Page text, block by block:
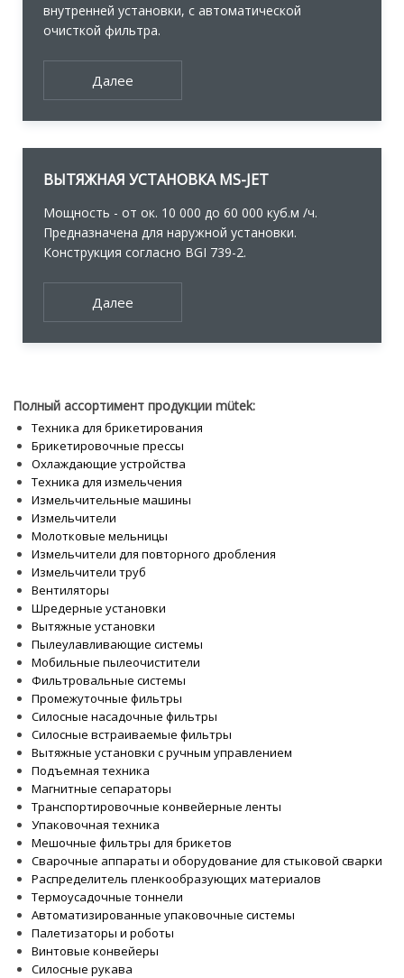
внутренней установки, с автоматической
очисткой фильтра.
Далее
ВЫТЯЖНАЯ УСТАНОВКА MS-JET
Мощность - от ок. 10 000 до 60 000 куб.м /ч.
Предназначена для наружной установки.
Конструкция согласно BGI 739-2.
Далее
Полный ассортимент продукции mütek:
Техника для брикетирования
Брикетировочные прессы
Охлаждающие устройства
Техника для измельчения
Измельчительные машины
Измельчители
Молотковые мельницы
Измельчители для повторного дробления
Измельчители труб
Вентиляторы
Шредерные установки
Вытяжные установки
Пылеулавливающие системы
Мобильные пылеочистители
Фильтровальные системы
Промежуточные фильтры
Силосные насадочные фильтры
Силосные встраиваемые фильтры
Вытяжные установки с ручным управлением
Подъемная техника
Магнитные сепараторы
Транспортировочные конвейерные ленты
Упаковочная техника
Мешочные фильтры для брикетов
Сварочные аппараты и оборудование для стыковой сварки
Распределитель пленкообразующих материалов
Термоусадочные тоннели
Автоматизированные упаковочные системы
Палетизаторы и роботы
Винтовые конвейеры
Силосные рукава